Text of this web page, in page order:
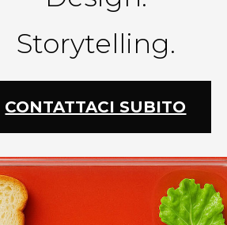
Storytelling.
CONTATTACI SUBITO